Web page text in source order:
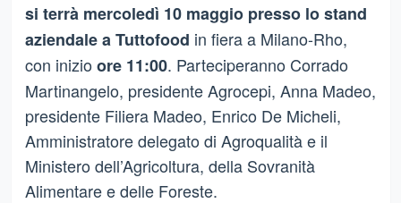
si terrà mercoledì 10 maggio presso lo stand
aziendale a Tuttofood in fiera a Milano-Rho,
con inizioore 11:00. Parteciperanno Corrado
Martinangelo, presidente Agrocepi, Anna Madeo,
presidente Filiera Madeo, Enrico De Micheli,
Amministratore delegato di Agroqualità e il
Ministero dell’Agricoltura, della Sovranità
Alimentare e delle Foreste.